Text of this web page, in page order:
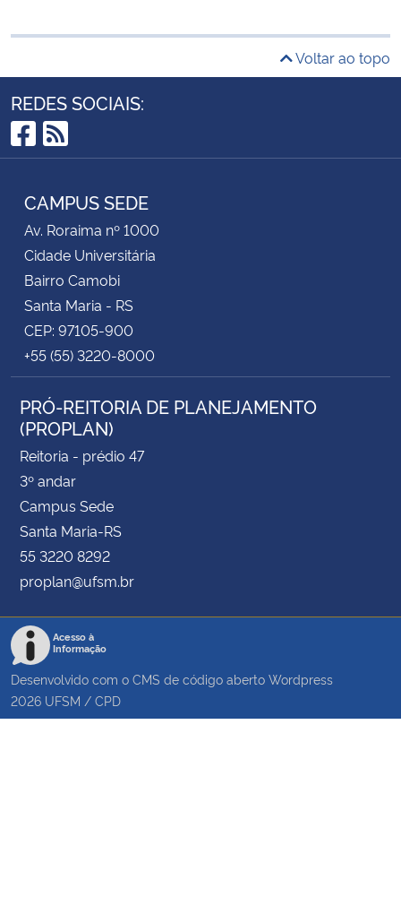
Voltar ao topo
REDES SOCIAIS:
Facebook
RSS
CAMPUS SEDE
Av. Roraima nº 1000
Cidade Universitária
Bairro Camobi
Santa Maria - RS
CEP: 97105-900
+55 (55) 3220-8000
PRÓ-REITORIA DE PLANEJAMENTO
(PROPLAN)
Reitoria - prédio 47
3º andar
Campus Sede
Santa Maria-RS
55 3220 8292
proplan@ufsm.br
Acesso à
Informação
Desenvolvido com o CMS de código aberto Wordpress
2026 UFSM / CPD